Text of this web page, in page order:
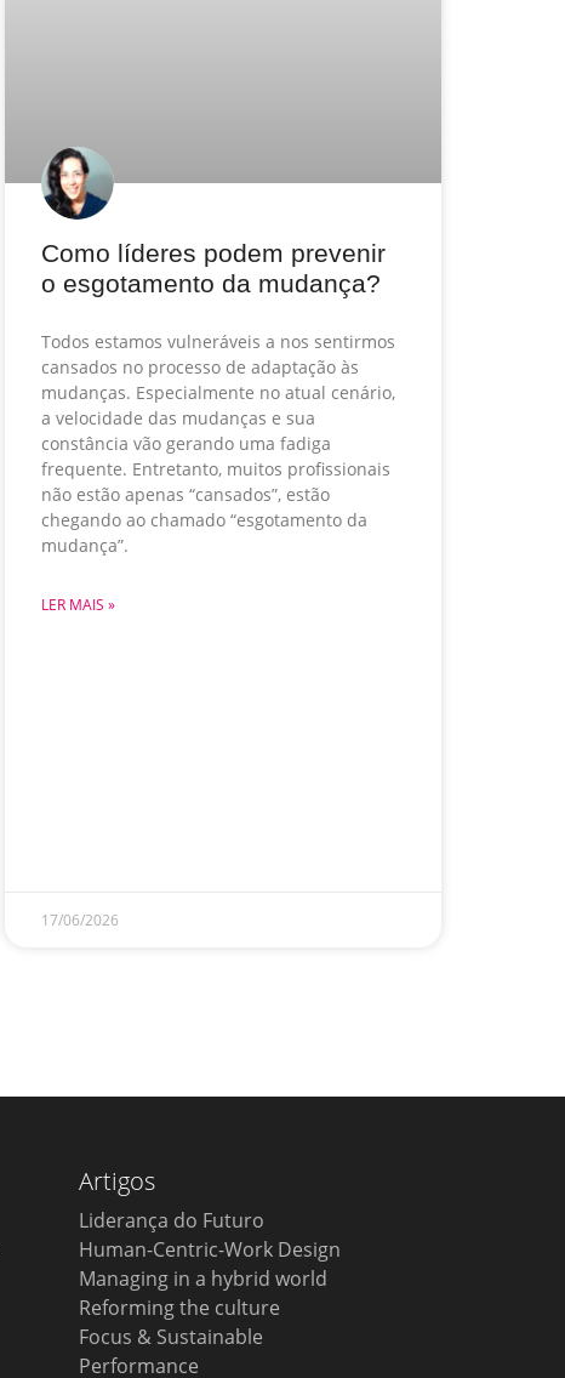
Como líderes podem prevenir
o esgotamento da mudança?
Todos estamos vulneráveis a nos sentirmos
cansados no processo de adaptação às
mudanças. Especialmente no atual cenário,
a velocidade das mudanças e sua
constância vão gerando uma fadiga
frequente. Entretanto, muitos profissionais
não estão apenas “cansados”, estão
chegando ao chamado “esgotamento da
mudança”.
LER MAIS »
17/06/2026
Artigos
Liderança do Futuro
Human-Centric-Work Design
Managing in a hybrid world
Reforming the culture
Focus & Sustainable
Performance